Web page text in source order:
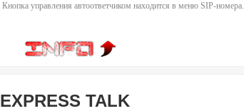
Кнопка управления автоответчиком находится в меню SIP-номера.
EXPRESS TALK